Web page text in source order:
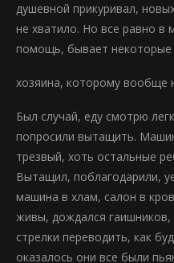
душевной прикуривал,
не хватило. Но все равно в
помощь, бывает некоторые
хозяина, которому вообще
Был случай, еду смотрю
попросили вытащить.
трезвый, хоть остальные
Вытащил, поблагодарили,
машина в хлам, салон в
живы, дождался
стрелки переводить, как
оказалось они все были